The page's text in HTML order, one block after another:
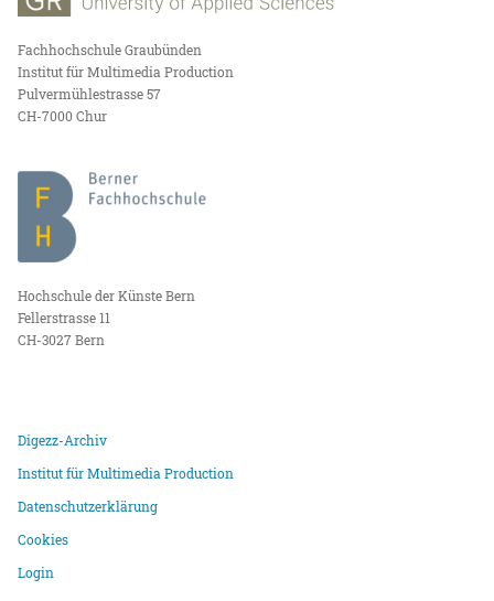
Fachhochschule Graubünden
Institut für Multimedia Production
Pulvermühlestrasse 57
CH-7000 Chur
Hochschule der Künste Bern
Fellerstrasse 11
CH-3027 Bern
Digezz-Archiv
Institut für Multimedia Production
Datenschutzerklärung
Cookies
Login